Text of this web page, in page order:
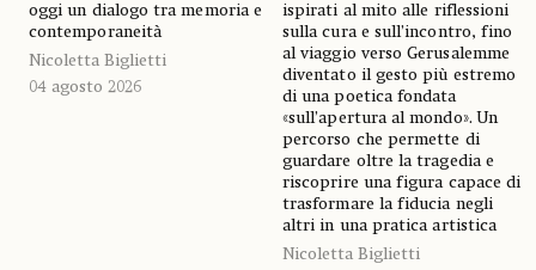
oggi un dialogo tra memoria e
contemporaneità
Nicoletta Biglietti
04 agosto 2026
ispirati al mito alle riflessioni
sulla cura e sull’incontro, fino
al viaggio verso Gerusalemme
diventato il gesto più estremo
di una poetica fondata
«sull’apertura al mondo». Un
percorso che permette di
guardare oltre la tragedia e
riscoprire una figura capace di
trasformare la fiducia negli
altri in una pratica artistica
Nicoletta Biglietti